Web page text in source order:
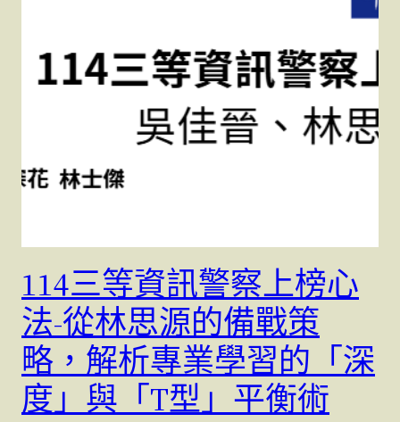
114三等資訊警察上榜心
法-從林思源的備戰策
略，解析專業學習的「深
度」與「T型」平衡術